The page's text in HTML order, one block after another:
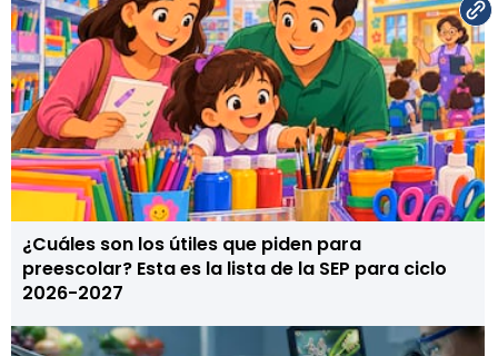
¿Cuáles son los útiles que piden para
preescolar? Esta es la lista de la SEP para ciclo
2026-2027